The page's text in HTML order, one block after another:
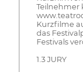
Teilnehmer
Kurzfilme
das
Festivals
1.3 JURY